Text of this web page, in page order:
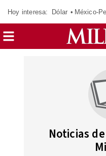
Hoy interesa: Dólar México-
Noticias